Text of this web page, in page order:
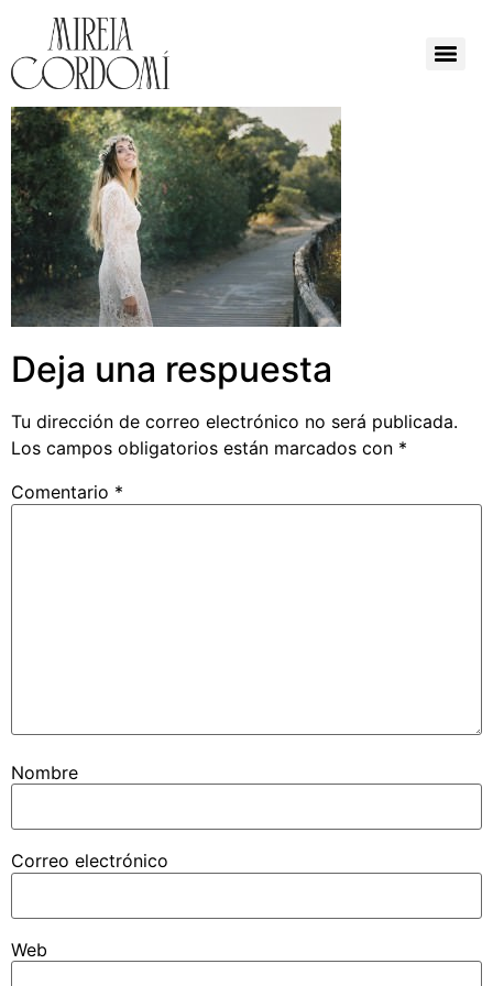
Deja una respuesta
Tu dirección de correo electrónico no será publicada.
Los campos obligatorios están marcados con *
Comentario *
Nombre
Correo electrónico
Web